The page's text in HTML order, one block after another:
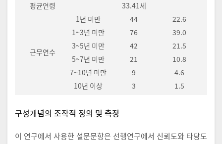
평균연령
33.41세
근무연수
1년 미만 44
22.6
1~3년 미만
76
39.0
3~5년 미만
42
21.5
5~7년 미만
21
10.8
7~10년 미만
9
4.6
10년 이상
3 1.5
구성개념의 조작적 정의 및 측정
이 연구에서 사용한 설문문항은 선행연구에서 신뢰도와 타당도